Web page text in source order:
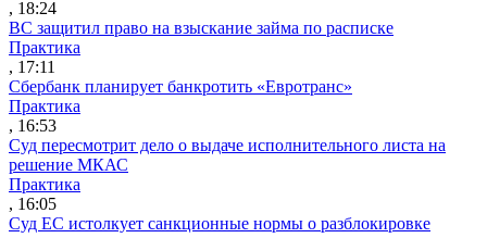
, 18:24
ВС защитил право на взыскание займа по расписке
Практика
, 17:11
Сбербанк планирует банкротить «Евротранс»
Практика
, 16:53
Суд пересмотрит дело о выдаче исполнительного листа на
решение МКАС
Практика
, 16:05
Суд ЕС истолкует санкционные нормы о разблокировке